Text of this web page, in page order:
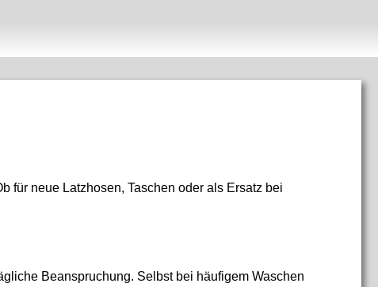
für neue Latzhosen, Taschen oder als Ersatz bei
Beanspruchung. Selbst bei häufigem Waschen